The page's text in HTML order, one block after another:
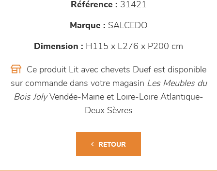
Référence : 31421
Marque : SALCEDO
Dimension : H115 x L276 x P200 cm
Ce produit Lit avec chevets Duef est disponible
sur commande dans votre magasin Les Meubles du
Bois JolyVendée-Maine et Loire-Loire Atlantique-
Deux Sèvres
RETOUR